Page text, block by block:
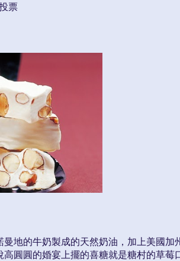
票
地的牛奶製成的天然奶油，加上美國加
圓圓的婚宴上擺的喜糖就是糖村的草莓